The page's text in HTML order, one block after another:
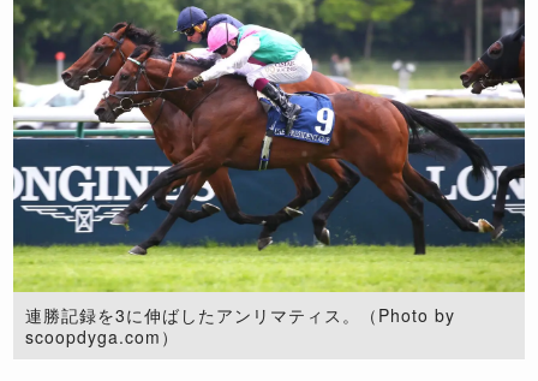
連勝記録を3に伸ばしたアンリマティス。（Photo by
scoopdyga.com）